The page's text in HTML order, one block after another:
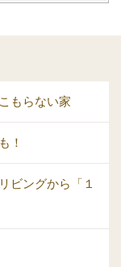
もらない家
！
ビングから「１